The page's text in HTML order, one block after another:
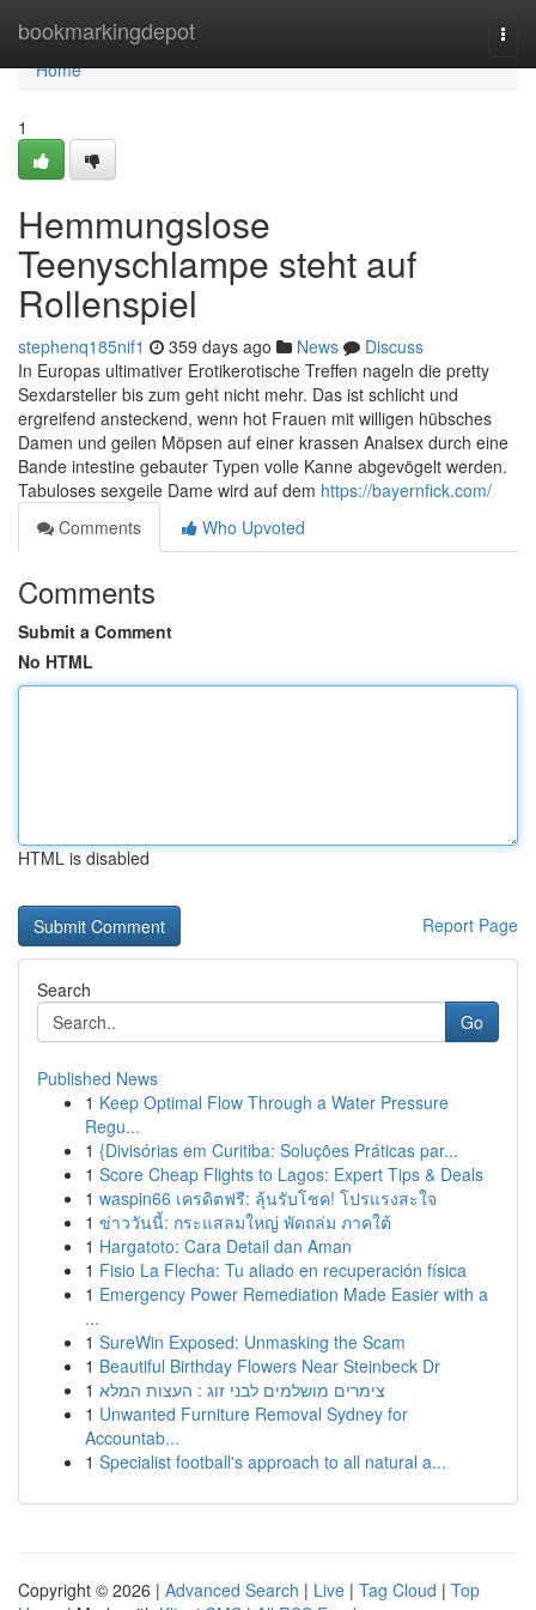
bookmarkingdepot
Home
Home
1
Hemmungslose
Teenyschlampe steht auf
Rollenspiel
stephenq185nif1 359 days ago News
Discuss
In Europas ultimativer Erotikerotische Treffen nageln die pretty
Sexdarsteller bis zum geht nicht mehr. Das ist schlicht und
ergreifend ansteckend, wenn hot Frauen mit willigen hübsches
Damen und geilen Möpsen auf einer krassen Analsex durch eine
Bande intestine gebauter Typen volle Kanne abgevögelt werden.
Tabuloses sexgeile Dame wird auf dem https://bayernfick.com/
Comments
Who Upvoted
Comments
Submit a Comment
No HTML
HTML is disabled
Report Page
Search
Go
Published News
1 Keep Optimal Flow Through a Water Pressure
Regu...
1 {Divisórias em Curitiba: Soluções Práticas par...
1 Score Cheap Flights to Lagos: Expert Tips & Deals
1 waspin66 เครดิตฟรี: ลุ้นรับโชค! โปรแรงสะใจ
1 ข่าววันนี้: กระแสลมใหญ่ พัดถล่ม ภาคใต้
1 Hargatoto: Cara Detail dan Aman
1 Fisio La Flecha: Tu aliado en recuperación física
1 Emergency Power Remediation Made Easier with a
...
1 SureWin Exposed: Unmasking the Scam
1 Beautiful Birthday Flowers Near Steinbeck Dr
1 צימרים מושלמים לבני זוג : העצות המלא
1 Unwanted Furniture Removal Sydney for
Accountab...
1 Specialist football's approach to all natural a...
Copyright © 2026 | Advanced Search | Live | Tag Cloud | Top